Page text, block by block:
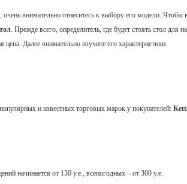
, очень внимательно отнеситесь к выбору его модели. Чтобы
. Прежде всего, определитель, где будет стоять стол для
цена. Далее внимательно изучите его характеристики.
и известных торговых марок у покупателей:
начинается от 130 у.е., всепогодных – от 300 у.е.